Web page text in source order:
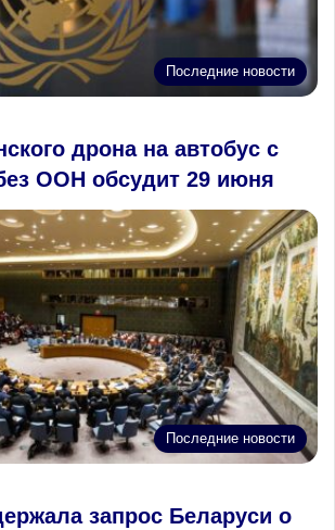
Последние новости
дрона на автобус с
ООН обсудит 29 июня
Последние новости
запрос Беларуси о